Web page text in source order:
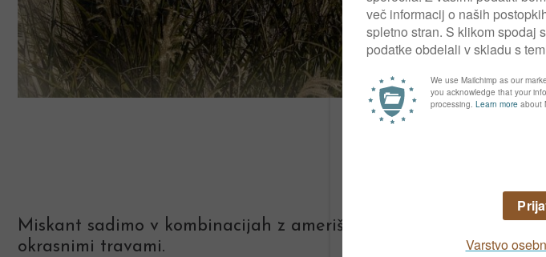
Miskant sadimo v kombinacijah z ameriškim slamnikom,
okrasnimi travami.